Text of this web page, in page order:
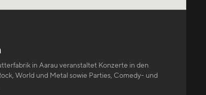
in Aarau veranstaltet Konzerte in den
World und Metal sowie Parties, Comedy- und